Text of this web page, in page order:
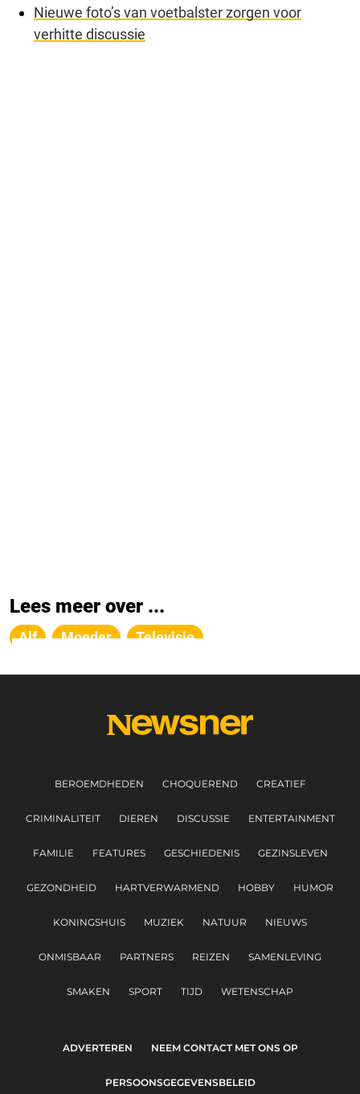
Nieuwe foto’s van voetbalster zorgen voor
verhitte discussie
Lees meer over ...
Alf Moeder Televisie
BEROEMDHEDEN CHOQUEREND CREATIEF
CRIMINALITEIT DIEREN DISCUSSIE ENTERTAINMENT
FAMILIE FEATURES GESCHIEDENIS GEZINSLEVEN
GEZONDHEID HARTVERWARMEND HOBBY HUMOR
KONINGSHUIS MUZIEK NATUUR NIEUWS
ONMISBAAR PARTNERS REIZEN SAMENLEVING
SMAKEN SPORT TIJD WETENSCHAP
ADVERTEREN NEEM CONTACT MET ONS OP
PERSOONSGEGEVENSBELEID